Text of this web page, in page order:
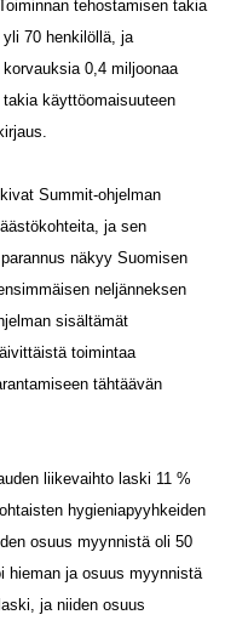
tehostamisen takia
70 henkilöllä, ja
0,4 miljoonaa
käyttöomaisuuteen
Summit-ohjelman
ja sen
näkyy Suomisen
neljänneksen
sisältämät
toimintaa
tähtäävän
liikevaihto laski 11 %
hygieniapyyhkeiden
osuus myynnistä oli 50
hieman ja osuus myynnistä
ja niiden osuus